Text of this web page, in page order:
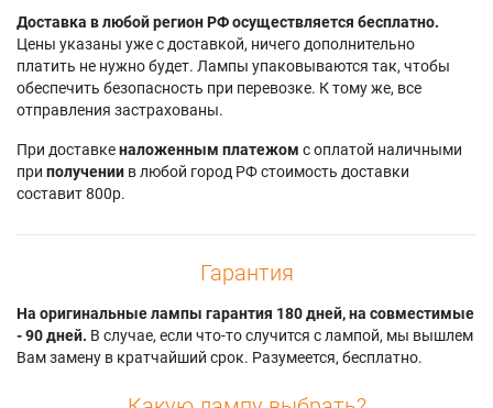
Доставка в любой регион РФ осуществляется бесплатно.
Цены указаны уже с доставкой, ничего дополнительно
платить не нужно будет. Лампы упаковываются так, чтобы
обеспечить безопасность при перевозке. К тому же, все
отправления застрахованы.
При доставкеналоженным платежом с оплатой наличными
при получении в любой город РФ стоимость доставки
составит 800р.
Гарантия
На оригинальные лампы гарантия 180 дней, на совместимые
- 90 дней. В случае, если что-то случится с лампой, мы вышлем
Вам замену в кратчайший срок. Разумеется, бесплатно.